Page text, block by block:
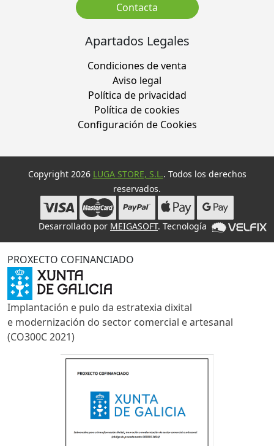
Contacta
Apartados Legales
Condiciones de venta
Aviso legal
Política de privacidad
Política de cookies
Configuración de Cookies
Copyright 2026 LUGA STORE, S.L.. Todos los derechos
reservados.
Desarrollado por MEIGASOFT. Tecnología
PROXECTO COFINANCIADO
Implantación e pulo da estratexia dixital
e modernización do sector comercial e artesanal
(CO300C 2021)